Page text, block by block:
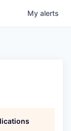
My alerts